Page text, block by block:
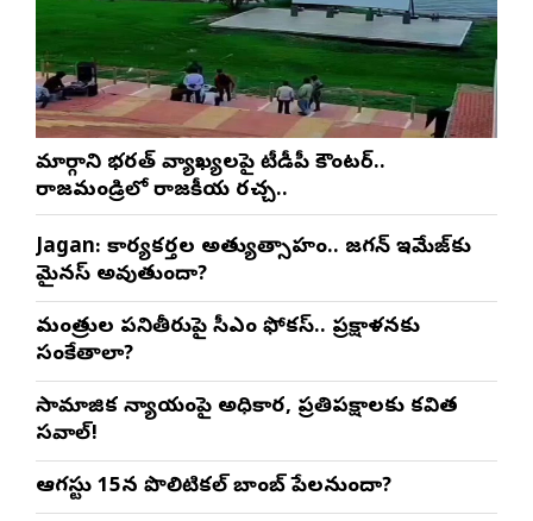
మార్గాని భరత్ వ్యాఖ్యలపై టీడీపీ కౌంటర్..
రాజమండ్రిలో రాజకీయ రచ్చ..
Jagan: కార్యకర్తల అత్యుత్సాహం.. జగన్ ఇమేజ్‌కు
మైనస్ అవుతుందా?
మంత్రుల పనితీరుపై సీఎం ఫోకస్.. ప్రక్షాళనకు
సంకేతాలా?
సామాజిక న్యాయంపై అధికార, ప్రతిపక్షాలకు కవిత
సవాల్!
ఆగస్టు 15న పొలిటికల్ బాంబ్ పేలనుందా?